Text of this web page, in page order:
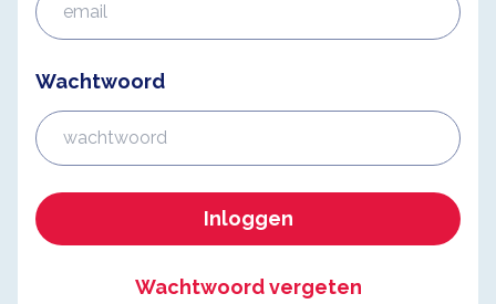
Wachtwoord
Inloggen
Wachtwoord vergeten